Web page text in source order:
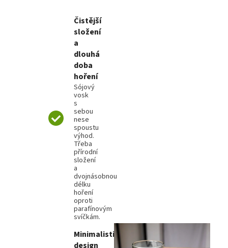
Čistější
složení
a
dlouhá
doba
hoření
Sójový
vosk
s
sebou
nese
spoustu
výhod.
Třeba
přírodní
složení
a
dvojnásobnou
délku
hoření
oproti
parafínovým
svíčkám.
Minimalistický
design